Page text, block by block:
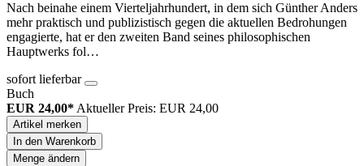
Nach beinahe einem Vierteljahrhundert, in dem sich Günther Anders
mehr praktisch und publizistisch gegen die aktuellen Bedrohungen
engagierte, hat er den zweiten Band seines philosophischen
Hauptwerks fol…
sofort lieferbar
Buch
EUR 24,00* Aktueller Preis: EUR 24,00
Artikel merken
In den Warenkorb
Menge ändern